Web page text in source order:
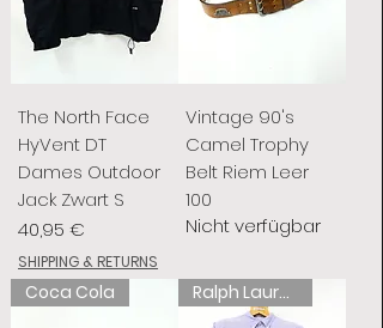
The North Face
HyVent DT
Dames Outdoor
Jack Zwart S
Preis
40,95 €
SHIPPING & RETURNS
Vintage 90's
Camel Trophy
Belt Riem Leer
100
Nicht verfügbar
Coca Cola Ralph Lauren